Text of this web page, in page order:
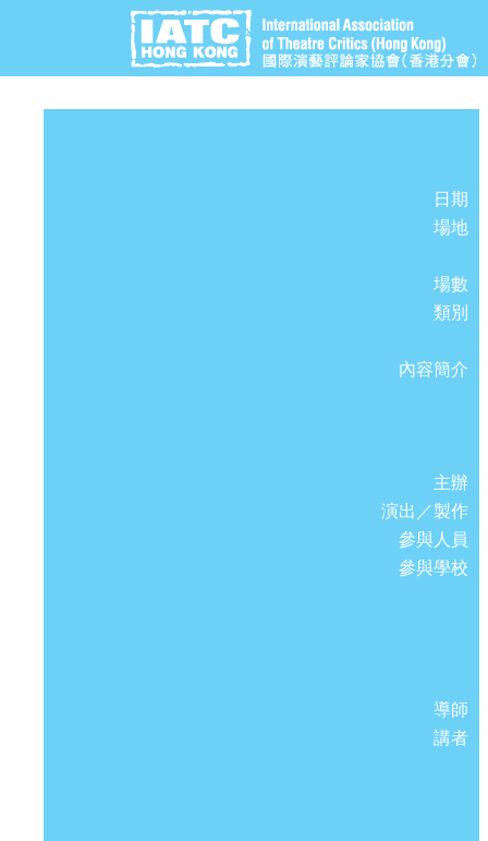
日期
場地
場數
類別
內容簡介
主辦
演出／製作
參與人員
參與學校
導師
講者